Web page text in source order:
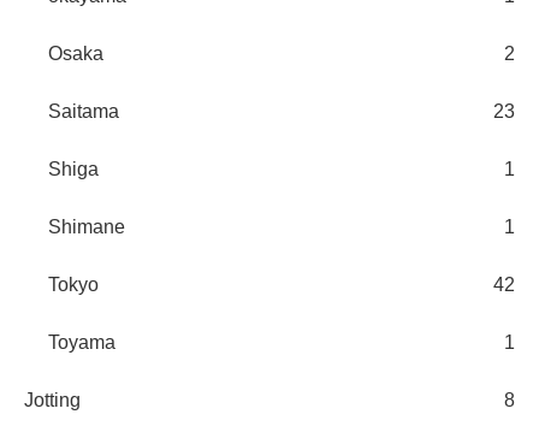
Osaka 2
Saitama 23
Shiga 1
Shimane 1
Tokyo 42
Toyama 1
Jotting 8